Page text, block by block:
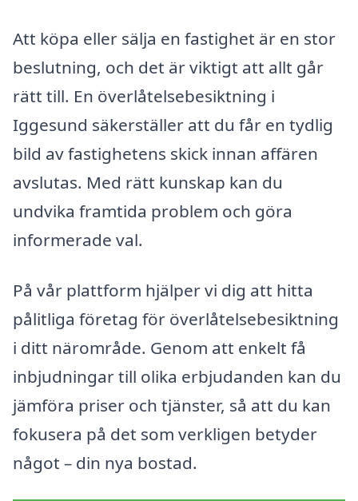
Att köpa eller sälja en fastighet är en stor
beslutning, och det är viktigt att allt går
rätt till. En överlåtelsebesiktning i
Iggesund säkerställer att du får en tydlig
bild av fastighetens skick innan affären
avslutas. Med rätt kunskap kan du
undvika framtida problem och göra
informerade val.
På vår plattform hjälper vi dig att hitta
pålitliga företag för överlåtelsebesiktning
i ditt närområde. Genom att enkelt få
inbjudningar till olika erbjudanden kan du
jämföra priser och tjänster, så att du kan
fokusera på det som verkligen betyder
något – din nya bostad.